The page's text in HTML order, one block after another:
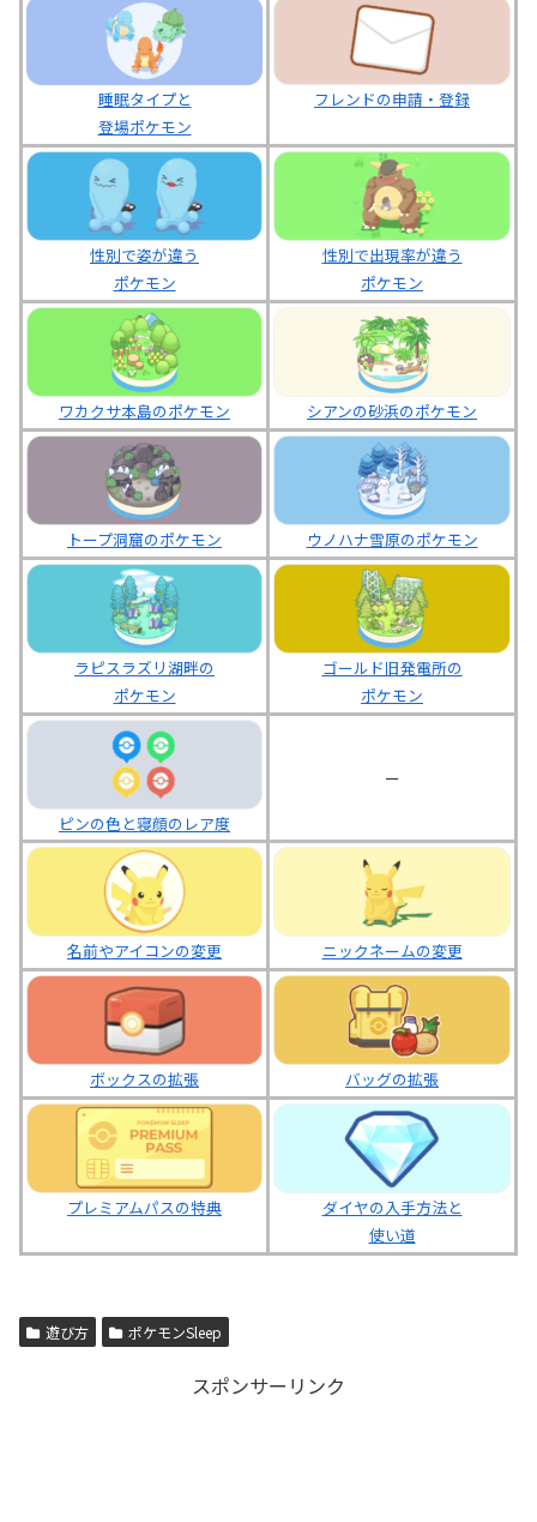
睡眠タイプと
登場ポケモン
フレンドの申請・登録
性別で姿が違う
ポケモン
性別で出現率が違う
ポケモン
ワカクサ本島のポケモン シアンの砂浜のポケモン
トープ洞窟のポケモン ウノハナ雪原のポケモン
ラピスラズリ湖畔の
ポケモン
ゴールド旧発電所の
ポケモン
ピンの色と寝顔のレア度
ー
名前やアイコンの変更 ニックネームの変更
ボックスの拡張 バッグの拡張
プレミアムパスの特典
ダイヤの入手方法と
使い道
遊び方 ポケモンSleep
スポンサーリンク